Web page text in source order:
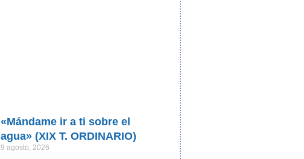
«Mándame ir a ti sobre el
agua» (XIX T. ORDINARIO)
9 agosto, 2026